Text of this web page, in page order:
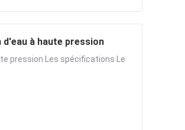
d'eau à haute pression
pression Les spécifications Le